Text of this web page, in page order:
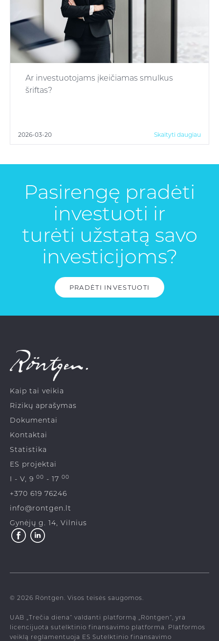
Ar investuotojams įkeičiamas smulkus
šriftas?
2026-03-20 Skaityti daugiau
Pasirengę pradėti
investuoti ir
turėti užstatą savo
investicijoms?
PRADĖTI INVESTUOTI
Kaip tai veikia
Rizikų aprašymas
Dokumentai
Kontaktai
Statistika
ES projektai
I - V, 9 00 - 17 00
+370 619 76246
info@rontgen.lt
Gynėjų g. 14, Vilnius
© 2026 Röntgen. Visos teisės saugomos.
UAB „Trečia diena“ valdanti platformą „Röntgen“, yra
licencijuota sutelktinio finansavimo platforma. Platformos
veiklą reglamentuoja ES Sutelktinio finansavimo